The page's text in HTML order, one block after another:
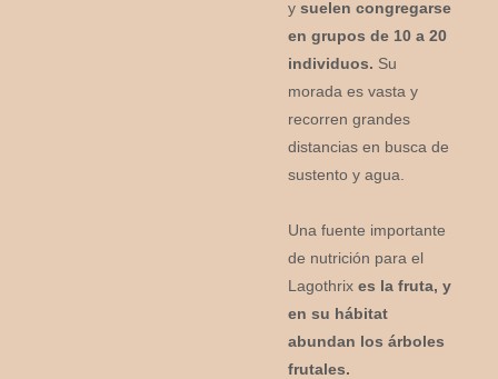
ysuelen congregarse
en grupos de 10 a 20
individuos. Su
morada es vasta y
recorren grandes
distancias en busca de
sustento y agua.
Una fuente importante
de nutrición para el
Lagothrixes la fruta, y
en su hábitat
abundan los árboles
frutales.